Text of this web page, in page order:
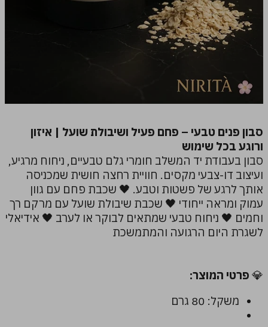
סבון פנים טבעי – פחם פעיל ושיבולת שועל | איזון
ורוגע בכל שימוש
סבון בעבודת יד המשלב חומרי גלם טבעיים, ניחוח מרגיע,
ועיצוב דו-צבעי מקסים. חוויית רחצה חושית שמכניסה
אותך לרגע של פשטות וטבע. 🖤 שכבת פחם עם גוון
עמוק ומראה ייחודי 🖤 שכבת שיבולת שועל עם מרקם רך
וחמים 🖤 ניחוח טבעי שמתאים לבוקר או לערב 🖤 אידיאלי
לשגרת היום הרגועה והמתמשכת
💎 פרטי המוצר:
משקל: 80 גרם